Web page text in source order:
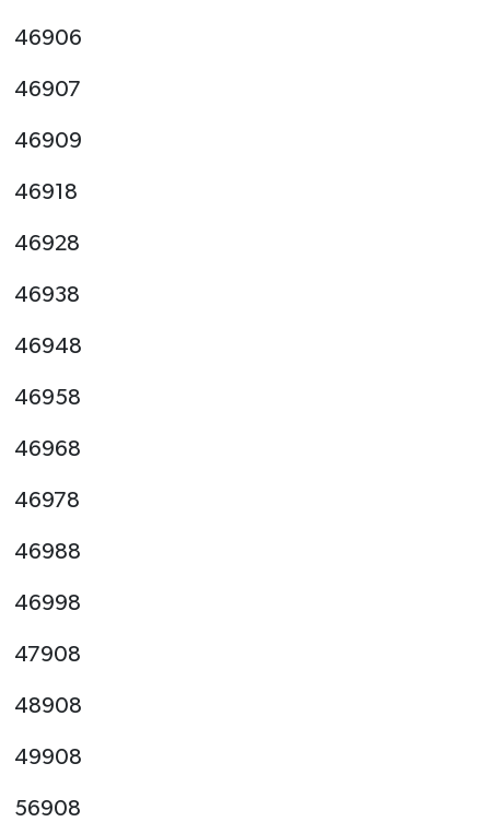
46906
46907
46909
46918
46928
46938
46948
46958
46968
46978
46988
46998
47908
48908
49908
56908